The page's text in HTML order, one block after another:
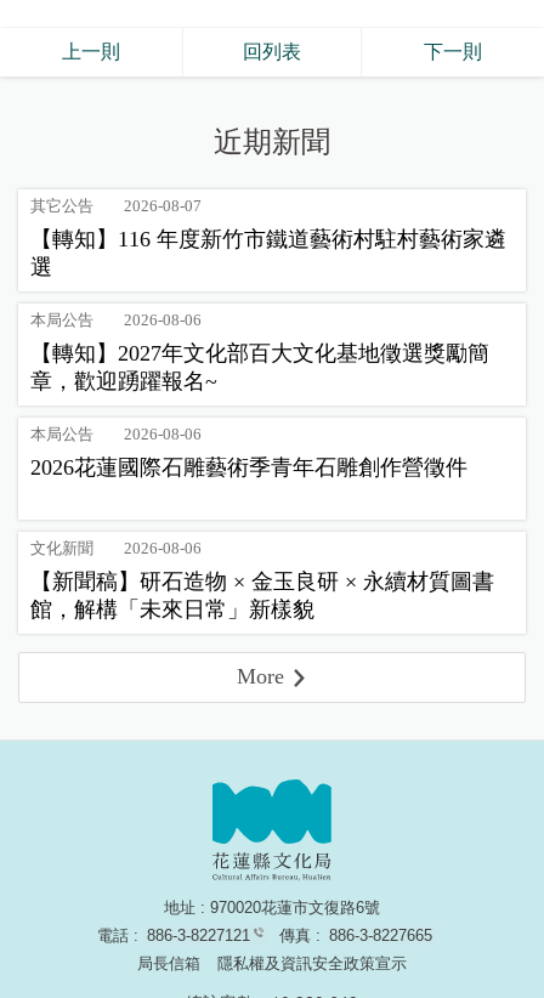
上一則 回列表 下一則
近期新聞
其它公告 2026-08-07
【轉知】116 年度新竹市鐵道藝術村駐村藝術家遴
選
本局公告 2026-08-06
【轉知】2027年文化部百大文化基地徵選獎勵簡
章，歡迎踴躍報名~
本局公告 2026-08-06
2026花蓮國際石雕藝術季青年石雕創作營徵件
文化新聞 2026-08-06
【新聞稿】研石造物 × 金玉良研 × 永續材質圖書
館，解構「未來日常」新樣貌
More
地址 : 970020花蓮市文復路6號
電話 : 886-3-8227121 傳真 : 886-3-8227665
局長信箱
隱私權及資訊安全政策宣示